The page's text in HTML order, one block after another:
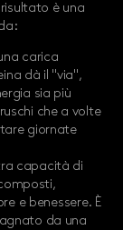
è una
carica
dà il "via",
sia più
che a volte
giornate
capacità di
e benessere. È
da una